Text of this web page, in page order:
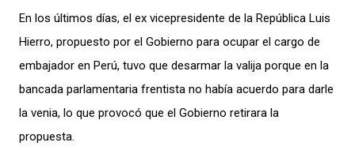
En los últimos días, el ex vicepresidente de la República Luis
Hierro, propuesto por el Gobierno para ocupar el cargo de
embajador en Perú, tuvo que desarmar la valija porque en la
bancada parlamentaria frentista no había acuerdo para darle
la venia, lo que provocó que el Gobierno retirara la
propuesta.